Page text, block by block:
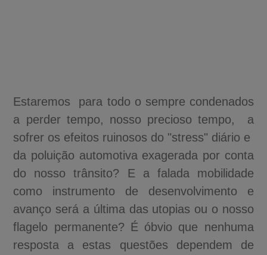
Estaremos para todo o sempre condenados
a perder tempo, nosso precioso tempo, a
sofrer os efeitos ruinosos do "stress" diário e
da poluição automotiva exagerada por conta
do nosso trânsito? E a falada mobilidade
como instrumento de desenvolvimento e
avanço será a última das utopias ou o nosso
flagelo permanente? É óbvio que nenhuma
resposta a estas questões dependem de